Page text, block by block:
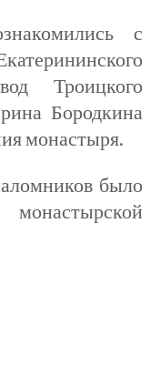
с
Троицкого
Бородкина
монастыря.
было